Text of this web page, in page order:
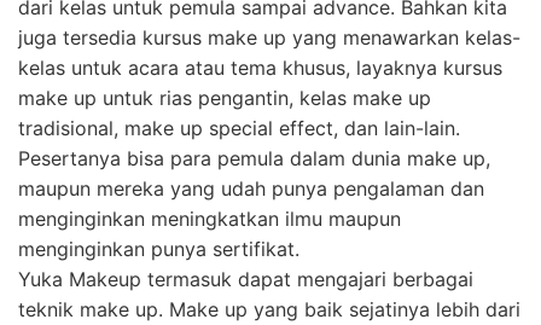
dari kelas untuk pemula sampai advance. Bahkan kita
juga tersedia kursus make up yang menawarkan kelas-
kelas untuk acara atau tema khusus, layaknya kursus
make up untuk rias pengantin, kelas make up
tradisional, make up special effect, dan lain-lain.
Pesertanya bisa para pemula dalam dunia make up,
maupun mereka yang udah punya pengalaman dan
menginginkan meningkatkan ilmu maupun
menginginkan punya sertifikat.
Yuka Makeup termasuk dapat mengajari berbagai
teknik make up. Make up yang baik sejatinya lebih dari